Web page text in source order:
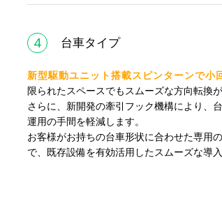
4 台車タイプ
新型駆動ユニット搭載スピンターンで小
限られたスペースでもスムーズな方向転換が
さらに、新開発の牽引フック機構により、
運用の手間を軽減します。
お客様がお持ちの台車形状に合わせた専用
で、既存設備を有効活用したスムーズな導入
メールアドレス 必須
当社のプライバシーポ